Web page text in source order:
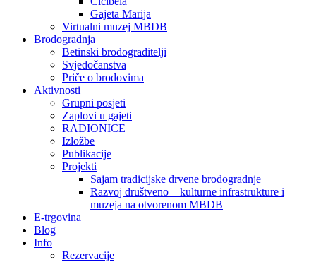
Gajeta Marija
Virtualni muzej MBDB
Brodogradnja
Betinski brodograditelji
Svjedočanstva
Priče o brodovima
Aktivnosti
Grupni posjeti
Zaplovi u gajeti
RADIONICE
Izložbe
Publikacije
Projekti
Sajam tradicijske drvene brodogradnje
Razvoj društveno – kulturne infrastrukture i
muzeja na otvorenom MBDB
E-trgovina
Blog
Info
Rezervacije